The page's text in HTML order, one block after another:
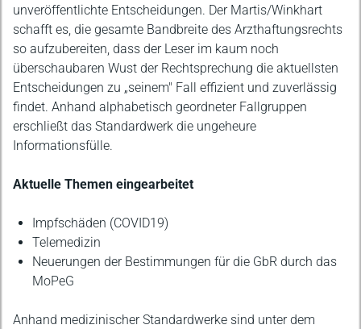
unveröffentlichte Entscheidungen. Der Martis/Winkhart
schafft es, die gesamte Bandbreite des Arzthaftungsrechts
so aufzubereiten, dass der Leser im kaum noch
überschaubaren Wust der Rechtsprechung die aktuellsten
Entscheidungen zu „seinem" Fall effizient und zuverlässig
findet. Anhand alphabetisch geordneter Fallgruppen
erschließt das Standardwerk die ungeheure
Informationsfülle.
Aktuelle Themen eingearbeitet
Impfschäden (COVID19)
Telemedizin
Neuerungen der Bestimmungen für die GbR durch das
MoPeG
Anhand medizinischer Standardwerke sind unter dem